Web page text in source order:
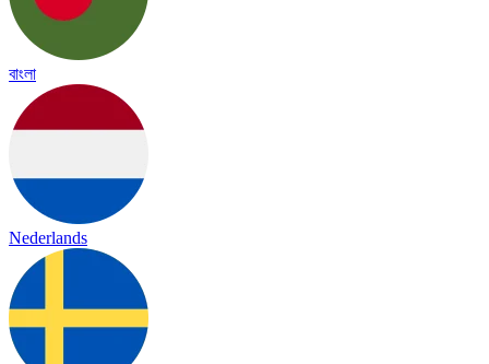
বাংলা
Nederlands